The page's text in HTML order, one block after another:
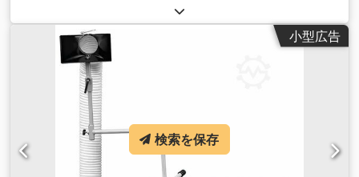
小型広告
検索を保存